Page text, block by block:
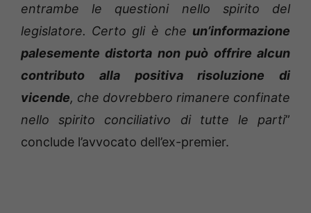
entrambe le questioni nello spirito del
legislatore. Certo gli è che un’informazione
palesemente distorta non può offrire alcun
contributo alla positiva risoluzione di
vicende, che dovrebbero rimanere confinate
nello spirito conciliativo di tutte le parti”
conclude l’avvocato dell’ex-premier.